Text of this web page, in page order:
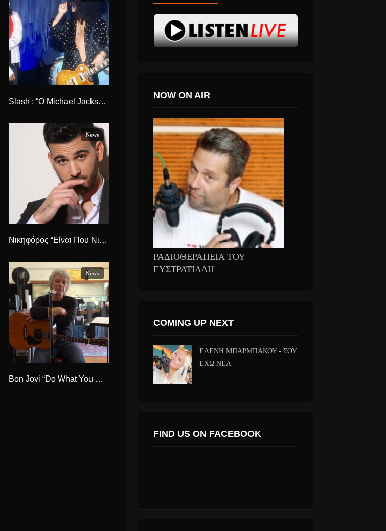
Slash : “Ο Michael Jackson ήταν στο έλεος της επιτυχίας του”
News
Νικηφόρος “Είναι Που Νιώθω” νέος δίσκος.
News
Bon Jovi “Do What You Can” νέο τραγούδι που έγραψαν με τους θαυμαστές τους.
NOW ON AIR
ΡΑΔΙΟΘΕΡΑΠΕΙΑ ΤΟΥ
ΕΥΣΤΡΑΤΙΑΔΗ
COMING UP NEXT
ΕΛΕΝΗ ΜΠΑΡΜΠΑΚΟΥ - ΣΟΥ
ΕΧΩ ΝΕΑ
FIND US ON FACEBOOK